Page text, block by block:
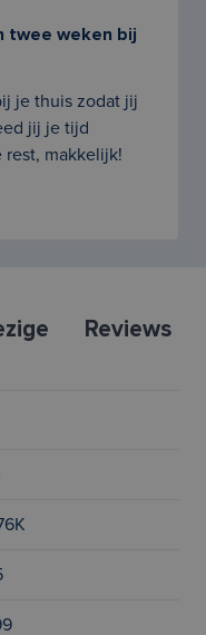
twee weken bij
je thuis zodat jij
jij je tijd
rest, makkelijk!
Reviews